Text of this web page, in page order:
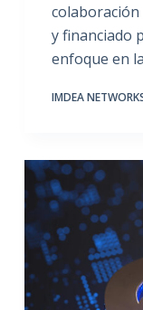
colaboración
y financiado
enfoque en
IMDEA